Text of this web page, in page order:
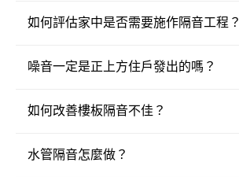
如何評估家中是否需要施作隔音工程？
噪音一定是正上方住戶發出的嗎？
如何改善樓板隔音不佳？
水管隔音怎麼做？